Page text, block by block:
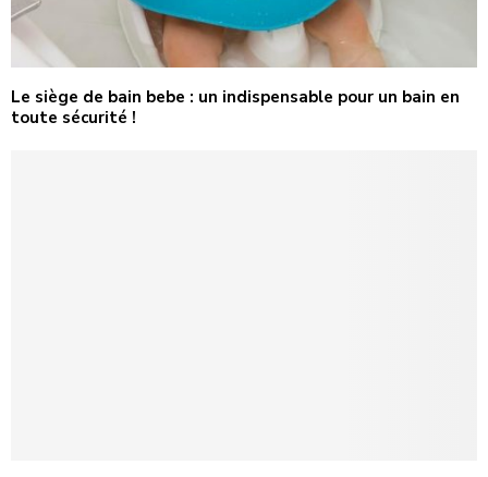
Le siège de bain bebe : un indispensable pour un bain en
toute sécurité !